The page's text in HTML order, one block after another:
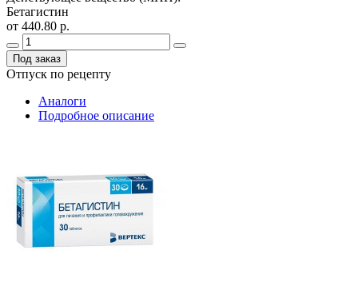
Бетагистин
от 440.80 р.
Под заказ
Отпуск по рецепту
Аналоги
Подробное описание